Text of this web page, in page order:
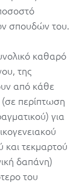
σπουδών του.
καθαρό
της
από κάθε
(σε περίπτωση
για
και τεκμαρτού
δαπάνη)
του